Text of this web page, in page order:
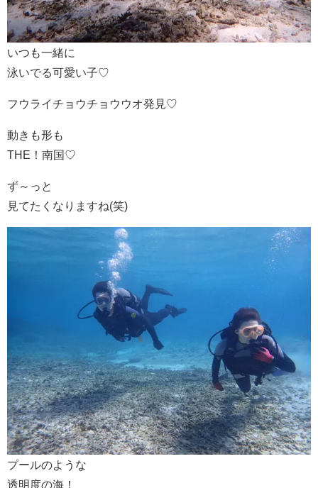
いつも一緒に
泳いでる可愛い子♡
フウライチョウチョウウオ発見♡
動きも形も
THE！南国♡
ず～っと
見てたくなりますね(笑)
プールのような
透明度の海！